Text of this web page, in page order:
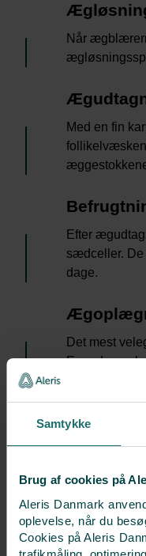
Samtykke
Brug af cookies på
Aleris Danmark
oplevelse, når du
Cookies på Aleris
Når
Med en fin
Efter
sædceller. De
dage.
Det mest
Egnede æg
9
Ca. 16 dage
taget en
Er